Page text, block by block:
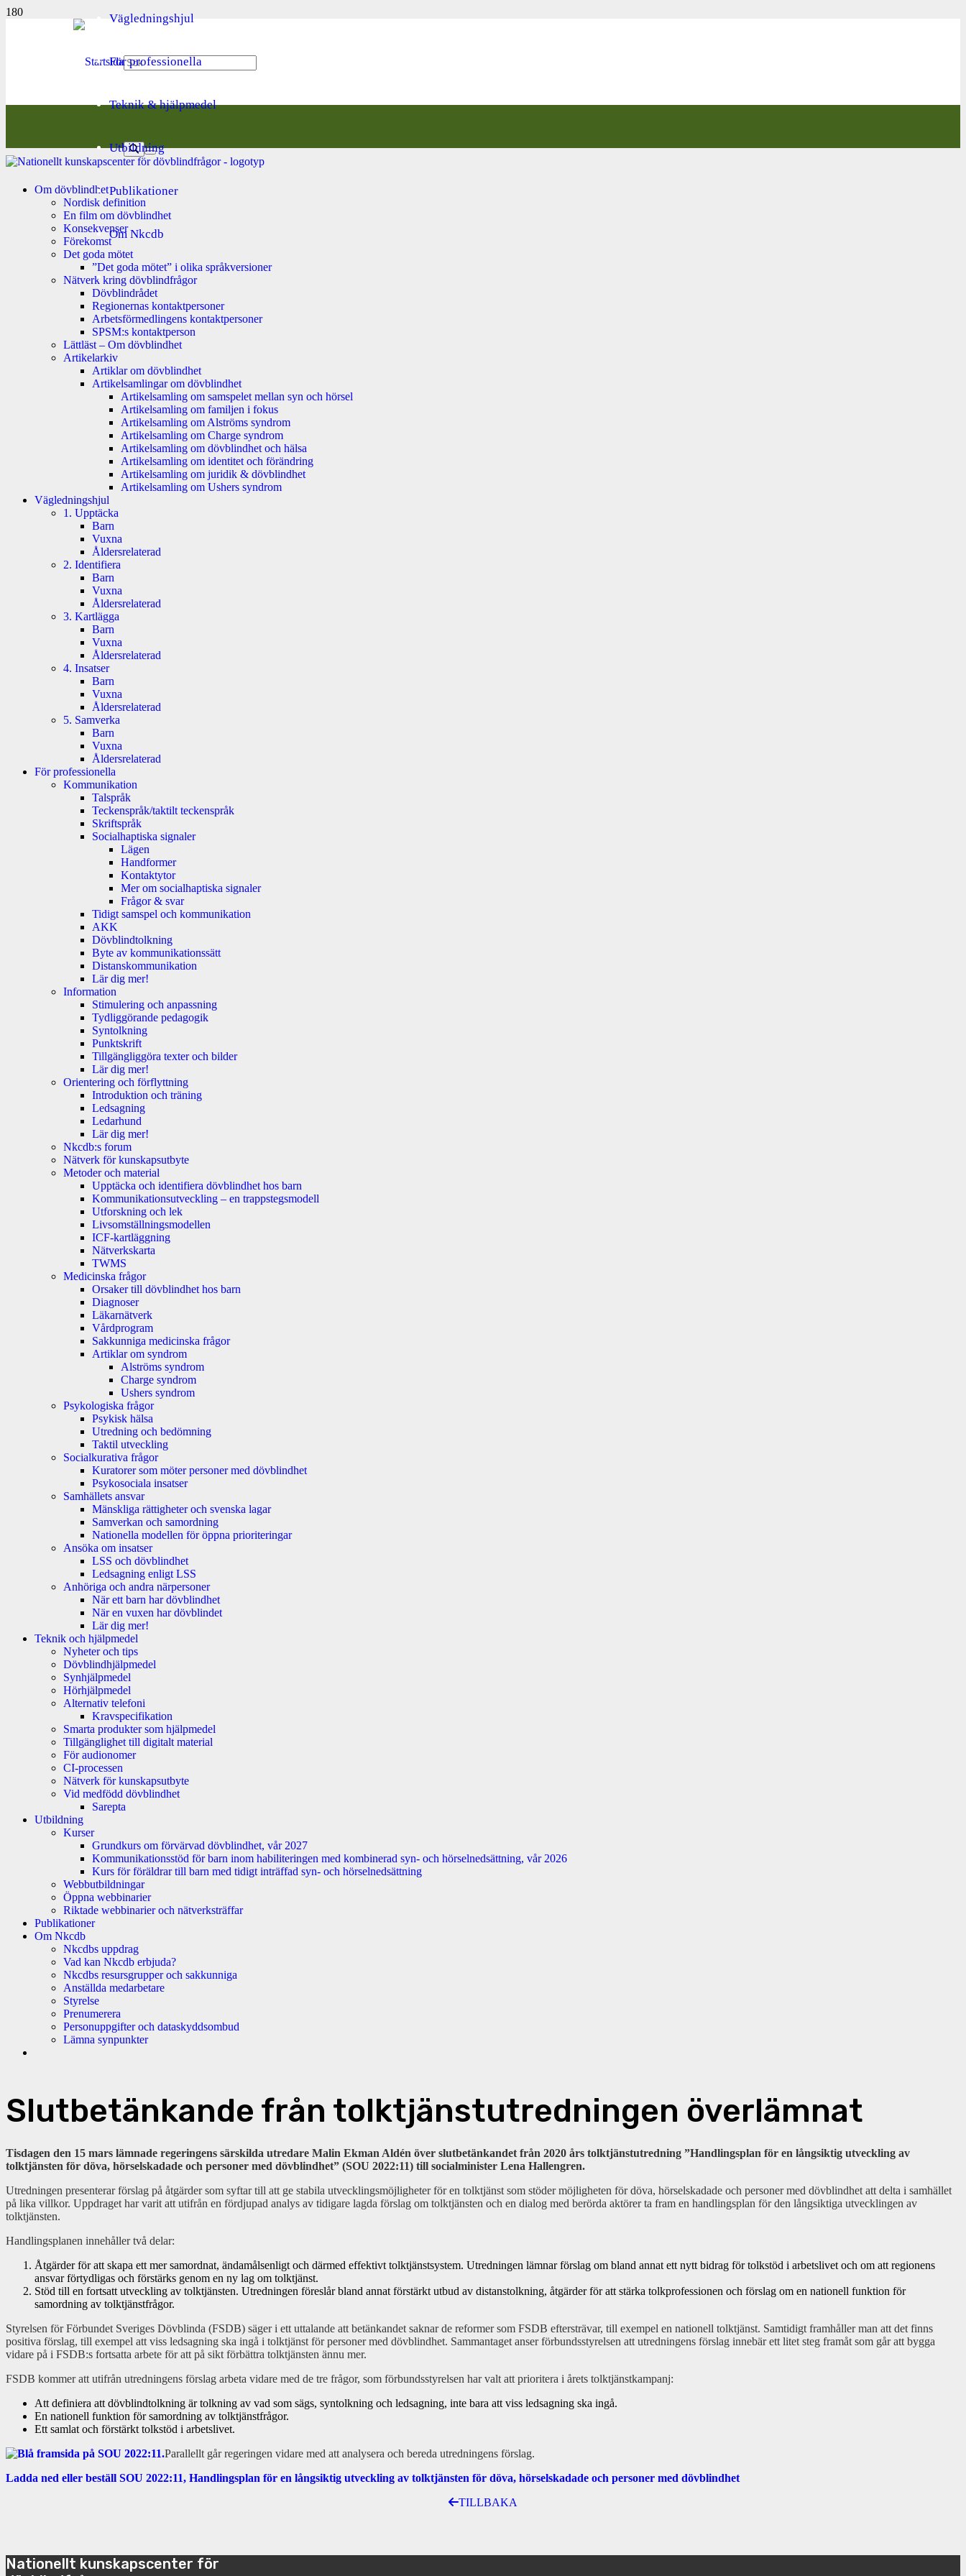
Vägledningshjul
För professionella
Teknik & hjälpmedel
Utbildning
Publikationer
Om Nkcdb
Om dövblindhet
Nordisk definition
En film om dövblindhet
Konsekvenser
Förekomst
Det goda mötet
”Det goda mötet” i olika språkversioner
Nätverk kring dövblindfrågor
Dövblindrådet
Regionernas kontaktpersoner
Arbetsförmedlingens kontaktpersoner
SPSM:s kontaktperson
Lättläst – Om dövblindhet
Artikelarkiv
Artiklar om dövblindhet
Artikelsamlingar om dövblindhet
Artikelsamling om samspelet mellan syn och hörsel
Artikelsamling om familjen i fokus
Artikelsamling om Alströms syndrom
Artikelsamling om Charge syndrom
Artikelsamling om dövblindhet och hälsa
Artikelsamling om identitet och förändring
Artikelsamling om juridik & dövblindhet
Artikelsamling om Ushers syndrom
Vägledningshjul
1. Upptäcka
Barn
Vuxna
Åldersrelaterad
2. Identifiera
Barn
Vuxna
Åldersrelaterad
3. Kartlägga
Barn
Vuxna
Åldersrelaterad
4. Insatser
Barn
Vuxna
Åldersrelaterad
5. Samverka
Barn
Vuxna
Åldersrelaterad
För professionella
Kommunikation
Talspråk
Teckenspråk/taktilt teckenspråk
Skriftspråk
Socialhaptiska signaler
Lägen
Handformer
Kontaktytor
Mer om socialhaptiska signaler
Frågor & svar
Tidigt samspel och kommunikation
AKK
Dövblindtolkning
Byte av kommunikationssätt
Distanskommunikation
Lär dig mer!
Information
Stimulering och anpassning
Tydliggörande pedagogik
Syntolkning
Punktskrift
Tillgängliggöra texter och bilder
Lär dig mer!
Orientering och förflyttning
Introduktion och träning
Ledsagning
Ledarhund
Lär dig mer!
Nkcdb:s forum
Nätverk för kunskapsutbyte
Metoder och material
Upptäcka och identifiera dövblindhet hos barn
Kommunikationsutveckling – en trappstegsmodell
Utforskning och lek
Livsomställningsmodellen
ICF-kartläggning
Nätverkskarta
TWMS
Medicinska frågor
Orsaker till dövblindhet hos barn
Diagnoser
Läkarnätverk
Vårdprogram
Sakkunniga medicinska frågor
Artiklar om syndrom
Alströms syndrom
Charge syndrom
Ushers syndrom
Psykologiska frågor
Psykisk hälsa
Utredning och bedömning
Taktil utveckling
Socialkurativa frågor
Kuratorer som möter personer med dövblindhet
Psykosociala insatser
Samhällets ansvar
Mänskliga rättigheter och svenska lagar
Samverkan och samordning
Nationella modellen för öppna prioriteringar
Ansöka om insatser
LSS och dövblindhet
Ledsagning enligt LSS
Anhöriga och andra närpersoner
När ett barn har dövblindhet
När en vuxen har dövblindet
Lär dig mer!
Teknik och hjälpmedel
Nyheter och tips
Dövblindhjälpmedel
Synhjälpmedel
Hörhjälpmedel
Alternativ telefoni
Kravspecifikation
Smarta produkter som hjälpmedel
Tillgänglighet till digitalt material
För audionomer
CI-processen
Nätverk för kunskapsutbyte
Vid medfödd dövblindhet
Sarepta
Utbildning
Kurser
Grundkurs om förvärvad dövblindhet, vår 2027
Kommunikationsstöd för barn inom habiliteringen med kombinerad syn- och hörselnedsättning, vår 2026
Kurs för föräldrar till barn med tidigt inträffad syn- och hörselnedsättning
Webbutbildningar
Öppna webbinarier
Riktade webbinarier och nätverksträffar
Publikationer
Om Nkcdb
Nkcdbs uppdrag
Vad kan Nkcdb erbjuda?
Nkcdbs resursgrupper och sakkunniga
Anställda medarbetare
Styrelse
Prenumerera
Personuppgifter och dataskyddsombud
Lämna synpunkter
Slutbetänkande från tolktjänstutredningen överlämnat
Tisdagen den 15 mars lämnade regeringens särskilda utredare Malin Ekman Aldén över slutbetänkandet från 2020 års tolktjänstutredning ”Handlingsplan för en långsiktig utveckling av
tolktjänsten för döva, hörselskadade och personer med dövblindhet” (SOU 2022:11) till socialminister Lena Hallengren.
Utredningen presenterar förslag på åtgärder som syftar till att ge stabila utvecklingsmöjligheter för en tolktjänst som stöder möjligheten för döva, hörselskadade och personer med dövblindhet att delta i samhället
på lika villkor. Uppdraget har varit att utifrån en fördjupad analys av tidigare lagda förslag om tolktjänsten och en dialog med berörda aktörer ta fram en handlingsplan för den långsiktiga utvecklingen av
tolktjänsten.
Handlingsplanen innehåller två delar:
Åtgärder för att skapa ett mer samordnat, ändamålsenligt och därmed effektivt tolktjänstsystem. Utredningen lämnar förslag om bland annat ett nytt bidrag för tolkstöd i arbetslivet och om att regionens
ansvar förtydligas och förstärks genom en ny lag om tolktjänst.
Stöd till en fortsatt utveckling av tolktjänsten. Utredningen föreslår bland annat förstärkt utbud av distanstolkning, åtgärder för att stärka tolkprofessionen och förslag om en nationell funktion för
samordning av tolktjänstfrågor.
Styrelsen för Förbundet Sveriges Dövblinda (FSDB) säger i ett uttalande att betänkandet saknar de reformer som FSDB eftersträvar, till exempel en nationell tolktjänst. Samtidigt framhåller man att det finns
positiva förslag, till exempel att viss ledsagning ska ingå i tolktjänst för personer med dövblindhet. Sammantaget anser förbundsstyrelsen att utredningens förslag innebär ett litet steg framåt som går att bygga
vidare på i FSDB:s fortsatta arbete för att på sikt förbättra tolktjänsten ännu mer.
FSDB kommer att utifrån utredningens förslag arbeta vidare med de tre frågor, som förbundsstyrelsen har valt att prioritera i årets tolktjänstkampanj:
Att definiera att dövblindtolkning är tolkning av vad som sägs, syntolkning och ledsagning, inte bara att viss ledsagning ska ingå.
En nationell funktion för samordning av tolktjänstfrågor.
Ett samlat och förstärkt tolkstöd i arbetslivet.
Parallellt går regeringen vidare med att analysera och bereda utredningens förslag.
Ladda ned eller beställ SOU 2022:11, Handlingsplan för en långsiktig utveckling av tolktjänsten för döva, hörselskadade och personer med dövblindhet
TILLBAKA
Nationellt kunskapscenter för